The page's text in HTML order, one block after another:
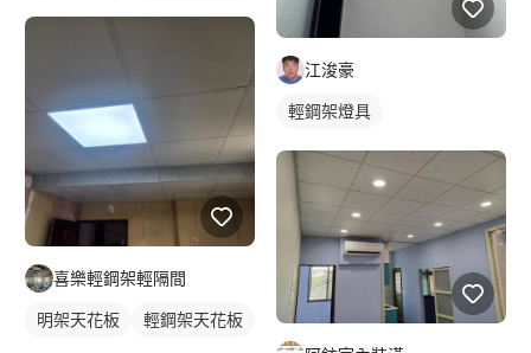
喜樂輕鋼架輕隔間
明架天花板 輕鋼架天花板
江浚豪
輕鋼架燈具